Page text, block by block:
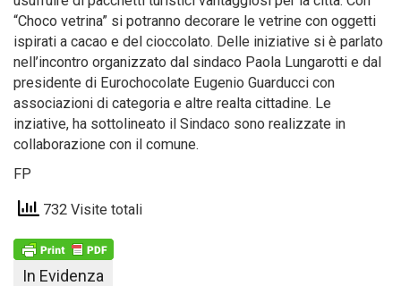
“Choco vetrina” si potranno decorare le vetrine con oggetti
ispirati a cacao e del cioccolato. Delle iniziative si è parlato
nell’incontro organizzato dal sindaco Paola Lungarotti e dal
presidente di Eurochocolate Eugenio Guarducci con
associazioni di categoria e altre realta cittadine. Le
inziative, ha sottolineato il Sindaco sono realizzate in
collaborazione con il comune.
FP
732 Visite totali
In Evidenza